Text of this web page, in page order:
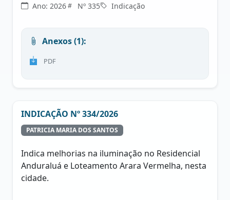
Ano: 2026 Nº 335 Indicação
Anexos (1):
PDF
INDICAÇÃO Nº 334/2026
PATRICIA MARIA DOS SANTOS
Indica melhorias na iluminação no Residencial
Anduraluá e Loteamento Arara Vermelha, nesta
cidade.